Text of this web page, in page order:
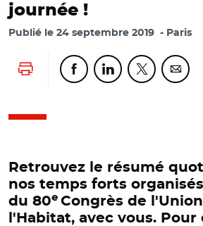
journée !
Publié le 24 septembre 2019 Paris
Lancer l'impressionPartager cette page sur
Partager cette
Partager
Retrouvez le résumé
nos temps forts organisés
du 80e Congrès de
l'Habitat, avec vous. Pour